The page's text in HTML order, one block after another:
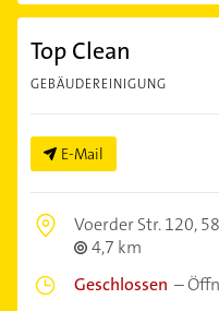
Top Clean
GEBÄUDEREINIGUNG
E-Mail
Voerder Str. 120,
4,7 km
Geschlossen –